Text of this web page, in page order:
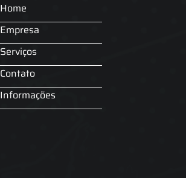
Home
Empresa
Serviços
Contato
Informações